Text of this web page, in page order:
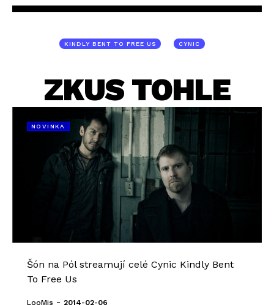
KINDLY BENT TO FREE US CYNIC
ZKUS TOHLE
NOVINKA
Šón na Pól streamují celé Cynic Kindly Bent
To Free Us
LooMis - 2014-02-06